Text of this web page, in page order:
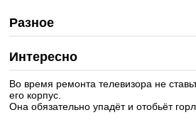
Разное
Интересно
Во время ремонта телевизора не
его корпус.
Она обязательно упадёт и отобьёт